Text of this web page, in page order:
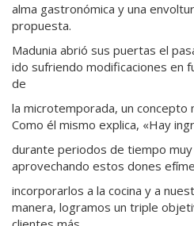
alma gastronómica y una
propuesta.
Madunia abrió sus puertas el
ido sufriendo modificaciones en
de
la microtemporada, un concepto
Como él mismo explica, «Hay
durante periodos de tiempo
aprovechando estos dones
incorporarlos a la cocina y a
manera, logramos un triple